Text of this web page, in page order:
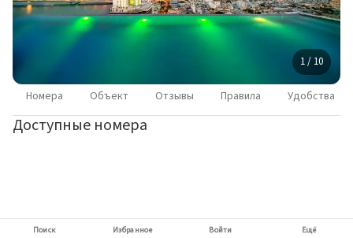
1 / 10
Номера Объект Отзывы Правила Удобства
Доступные номера
Поиск Избранное Войти Ещё